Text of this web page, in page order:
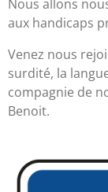
Nous allons
aux handicaps
Venez nous
surdité, la
compagnie de
Benoit.